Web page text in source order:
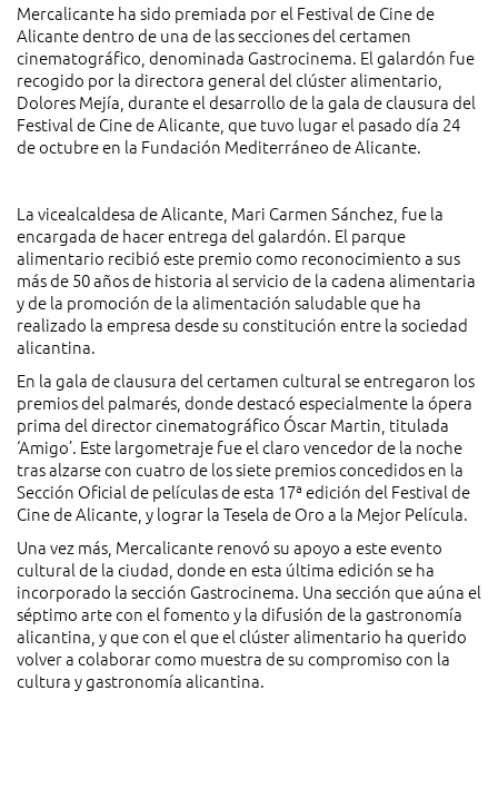
Mercalicante ha sido premiada por el Festival de Cine de
Alicante dentro de una de las secciones del certamen
cinematográfico, denominada Gastrocinema. El galardón fue
recogido por la directora general del clúster alimentario,
Dolores Mejía, durante el desarrollo de la gala de clausura del
Festival de Cine de Alicante, que tuvo lugar el pasado día 24
de octubre en la Fundación Mediterráneo de Alicante.
La vicealcaldesa de Alicante, Mari Carmen Sánchez, fue la
encargada de hacer entrega del galardón. El parque
alimentario recibió este premio como reconocimiento a sus
más de 50 años de historia al servicio de la cadena alimentaria
y de la promoción de la alimentación saludable que ha
realizado la empresa desde su constitución entre la sociedad
alicantina.
En la gala de clausura del certamen cultural se entregaron los
premios del palmarés, donde destacó especialmente la ópera
prima del director cinematográfico Óscar Martin, titulada
‘Amigo’. Este largometraje fue el claro vencedor de la noche
tras alzarse con cuatro de los siete premios concedidos en la
Sección Oficial de películas de esta 17ª edición del Festival de
Cine de Alicante, y lograr la Tesela de Oro a la Mejor Película.
Una vez más, Mercalicante renovó su apoyo a este evento
cultural de la ciudad, donde en esta última edición se ha
incorporado la sección Gastrocinema. Una sección que aúna el
séptimo arte con el fomento y la difusión de la gastronomía
alicantina, y que con el que el clúster alimentario ha querido
volver a colaborar como muestra de su compromiso con la
cultura y gastronomía alicantina.